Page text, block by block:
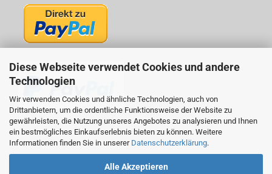
Diese Webseite verwendet Cookies und andere
Technologien
Wir verwenden Cookies und ähnliche Technologien, auch von
Drittanbietern, um die ordentliche Funktionsweise der Website zu
gewährleisten, die Nutzung unseres Angebotes zu analysieren und Ihnen
ein bestmögliches Einkaufserlebnis bieten zu können. Weitere
Informationen finden Sie in unserer Datenschutzerklärung.
Alle Akzeptieren